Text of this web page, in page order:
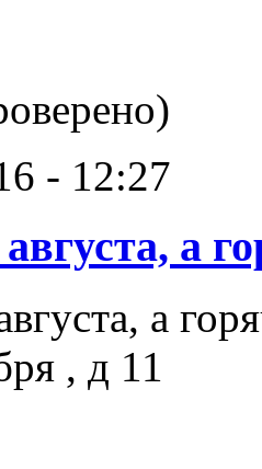
- 12:27
а
а
, д 11